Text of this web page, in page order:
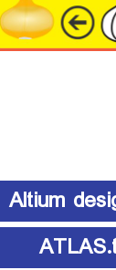
Altium